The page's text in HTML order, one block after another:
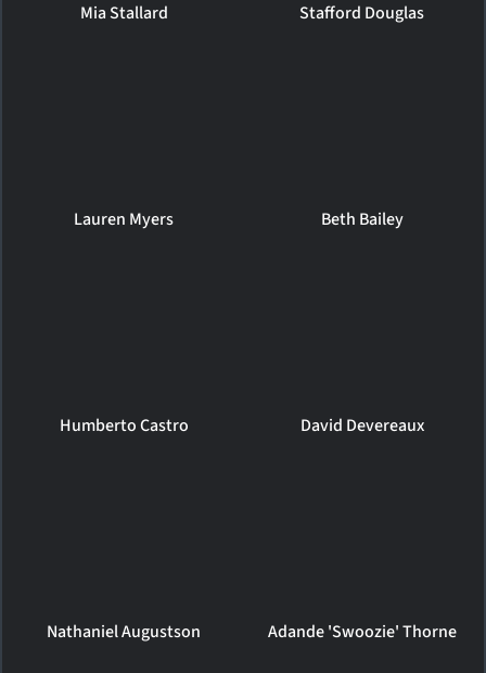
Mia Stallard Stafford Douglas
Lauren Myers Beth Bailey
Humberto Castro David Devereaux
Nathaniel Augustson Adande 'Swoozie' Thorne